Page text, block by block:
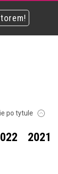
po tytule
2021